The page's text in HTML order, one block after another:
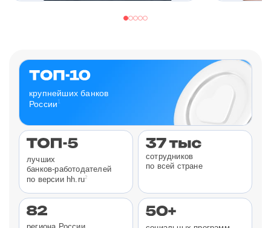
крупнейших банков
России 1
лучших
банков-работодателей
по версии hh.ru2
сотрудников
по всей стране